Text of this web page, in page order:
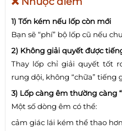
1) Tốn kém nếu lốp còn mới
Bạn sẽ “phí” bộ lốp cũ nếu
2) Không giải quyết được
Thay lốp chỉ giải quyết tốt
rung dội, không “chữa” tiếng
3) Lốp càng êm thường càng
Một số dòng êm có thể:
cảm giác lái kém thể thao